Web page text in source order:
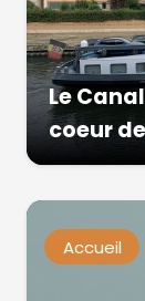
Le
coeur
Accueil